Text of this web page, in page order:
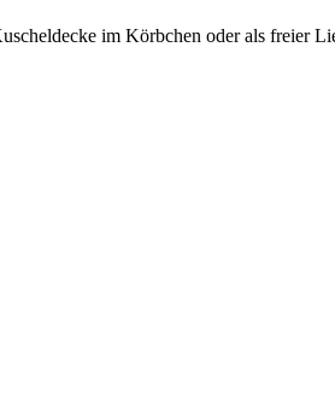
im Körbchen oder als freier